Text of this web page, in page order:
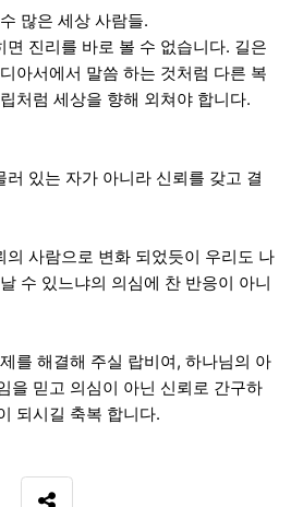
많은 세상 사람들.
진리를 바로 볼 수 없습니다. 길은
아서에서 말씀 하는 것처럼 다른 복
처럼 세상을 향해 외쳐야 합니다.
있는 자가 아니라 신뢰를 갖고 결
의 사람으로 변화 되었듯이 우리도 나
수 있느냐의 의심에 찬 반응이 아니
를 해결해 주실 랍비여, 하나님의 아
을 믿고 의심이 아닌 신뢰로 간구하
되시길 축복 합니다.